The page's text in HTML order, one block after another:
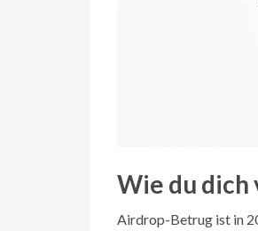
Wie du
Airdrop-Betrug ist in